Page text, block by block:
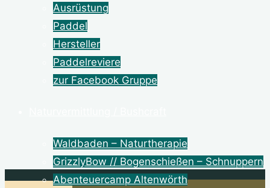
Ausrüstung
Paddel
Hersteller
Paddelreviere
zur Facebook Gruppe
Waldbaden – Naturtherapie
GrizzlyBow // Bogenschießen – Schnuppern
Abenteuercamp Altenwörth